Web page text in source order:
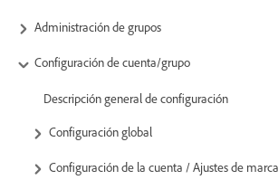
Administración de grupos
Configuración de cuenta/grupo
Descripción general de configuración
Configuración global
Configuración de la cuenta / Ajustes de marca